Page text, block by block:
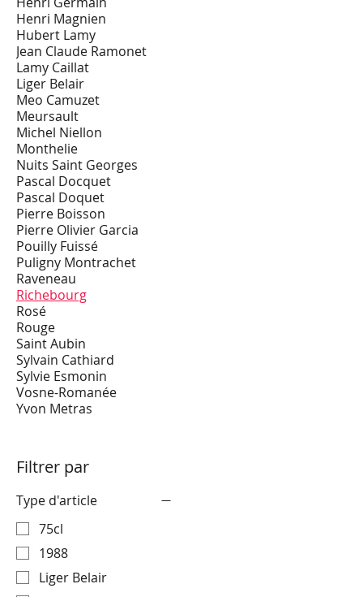
Henri Magnien
Hubert Lamy
Jean Claude Ramonet
Lamy Caillat
Liger Belair
Meo Camuzet
Meursault
Michel Niellon
Monthelie
Nuits Saint Georges
Pascal Docquet
Pascal Doquet
Pierre Boisson
Pierre Olivier Garcia
Pouilly Fuissé
Puligny Montrachet
Raveneau
Richebourg
Rosé
Rouge
Saint Aubin
Sylvain Cathiard
Sylvie Esmonin
Vosne-Romanée
Yvon Metras
Filtrer par
Type d'article
75cl
1988
Liger Belair